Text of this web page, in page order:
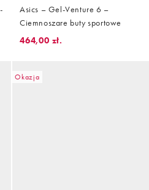
Asics – Gel-Venture 6 –
Ciemnoszare buty sportowe
464,00 zł.
Okazja